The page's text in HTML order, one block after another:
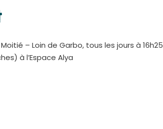
– Loin de Garbo, tous les jours à 16h25
à l’Espace Alya